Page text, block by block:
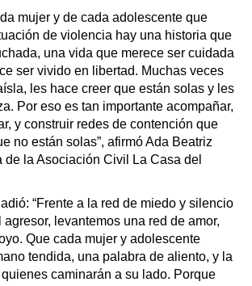
mujer y de cada adolescente que
de violencia hay una historia que
una vida que merece ser cuidada
ser vivido en libertad. Muchas veces
les hace creer que están solas y les
Por eso es tan importante acompañar,
y construir redes de contención que
no están solas”, afirmó Ada Beatriz
de la Asociación Civil La Casa del
“Frente a la red de miedo y silencio
levantemos una red de amor,
Que cada mujer y adolescente
tendida, una palabra de aliento, y la
caminarán a su lado. Porque